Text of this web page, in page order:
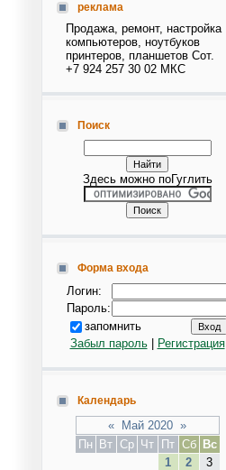
реклама
Продажа, ремонт, настройка
компьютеров, ноутбуков
принтеров, планшетов Сот.
+7 924 257 30 02 МКС
Поиск
Здесь можно поГуглить
Форма входа
Логин:
Пароль:
запомнить
Забыл пароль| Регистрация
Календарь
« Май 2020 »
Пн
Вт Ср Чт Пт Сб
Вс
1
2
3